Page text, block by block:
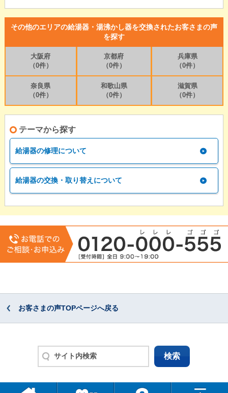
その他のエリアの給湯器・湯沸かし器を交換されたお客さまの声
を探す
大阪府
（0件）
京都府
（0件）
兵庫県
（0件）
奈良県
（0件）
和歌山県
（0件）
滋賀県
（0件）
テーマから探す
給湯器の修理について
給湯器の交換・取り替えについて
お客さまの声TOPページへ戻る